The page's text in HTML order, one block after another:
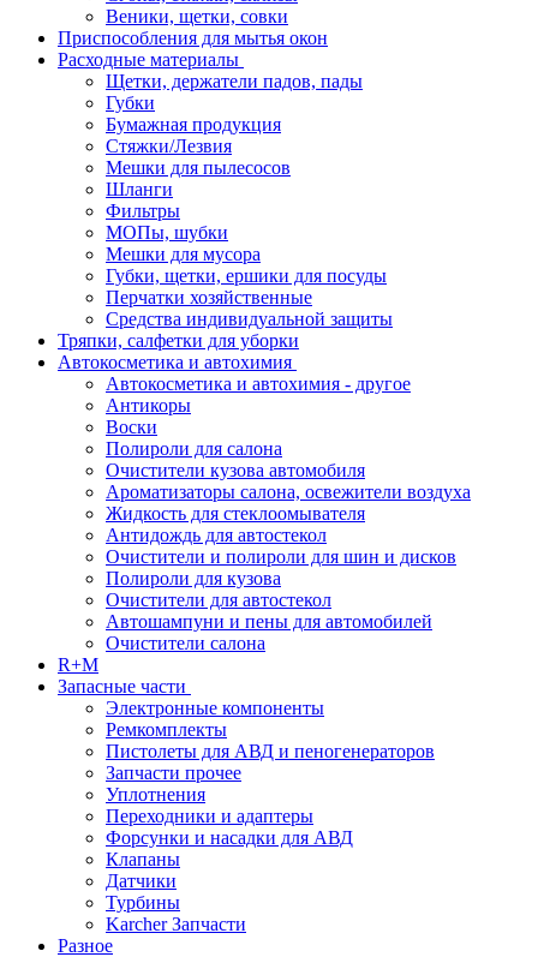
Веники, щетки, совки
Приспособления для мытья окон
Расходные материалы
Щетки, держатели падов, пады
Губки
Бумажная продукция
Стяжки/Лезвия
Мешки для пылесосов
Шланги
Фильтры
МОПы, шубки
Мешки для мусора
Губки, щетки, ершики для посуды
Перчатки хозяйственные
Средства индивидуальной защиты
Тряпки, салфетки для уборки
Автокосметика и автохимия
Автокосметика и автохимия - другое
Антикоры
Воски
Полироли для салона
Очистители кузова автомобиля
Ароматизаторы салона, освежители воздуха
Жидкость для стеклоомывателя
Антидождь для автостекол
Очистители и полироли для шин и дисков
Полироли для кузова
Очистители для автостекол
Автошампуни и пены для автомобилей
Очистители салона
R+M
Запасные части
Электронные компоненты
Ремкомплекты
Пистолеты для АВД и пеногенераторов
Запчасти прочее
Уплотнения
Переходники и адаптеры
Форсунки и насадки для АВД
Клапаны
Датчики
Турбины
Karcher Запчасти
Разное